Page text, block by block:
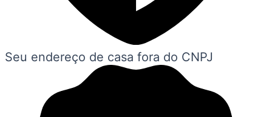
Seu endereço de casa fora do CNPJ